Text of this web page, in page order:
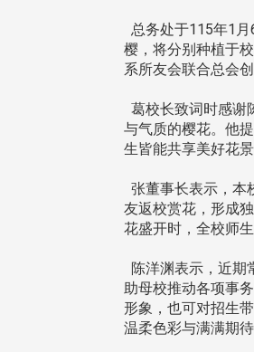
总务处于115年1
樱，将分别种植于
系所友会联合总会
葛校长致词时感谢
与气质的樱花。他
生皆能共享美好花景
张董事长表示，本
友返校赏花，形成
花盛开时，全校师
陈洋渊表示，近期
助母校推动各项事
形象，也可对招生
温柔色彩与满满期